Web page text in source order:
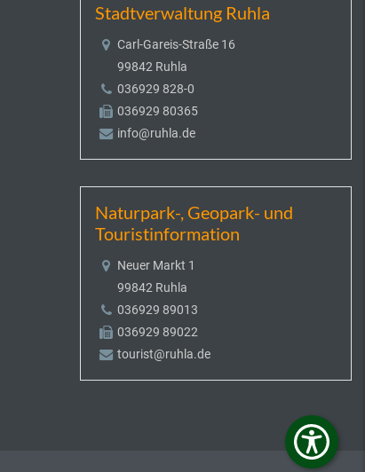
Stadtverwaltung Ruhla
Carl-Gareis-Straße 16
99842 Ruhla
036929 828-0
036929 80365
info@ruhla.de
Naturpark-, Geopark- und
Touristinformation
Neuer Markt 1
99842 Ruhla
036929 89013
036929 89022
tourist@ruhla.de